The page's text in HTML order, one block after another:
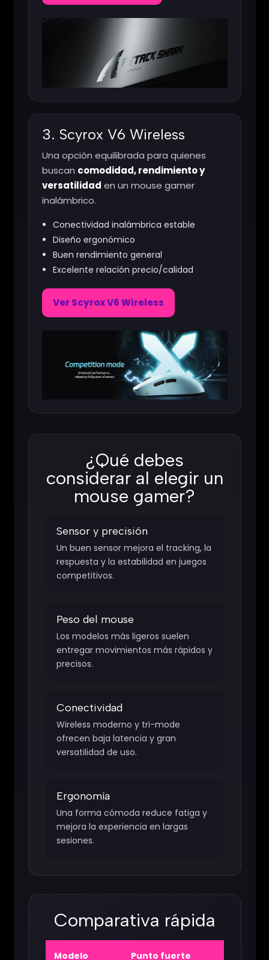
3. Scyrox V6 Wireless
Una opción equilibrada para quienes
buscan comodidad, rendimiento y
versatilidad en un mouse gamer
inalámbrico.
Conectividad inalámbrica estable
Diseño ergonómico
Buen rendimiento general
Excelente relación precio/calidad
Ver Scyrox V6 Wireless
¿Qué debes
considerar al elegir un
mouse gamer?
Sensor y precisión
Un buen sensor mejora el tracking, la
respuesta y la estabilidad en juegos
competitivos.
Peso del mouse
Los modelos más ligeros suelen
entregar movimientos más rápidos y
precisos.
Conectividad
Wireless moderno y tri-mode
ofrecen baja latencia y gran
versatilidad de uso.
Ergonomía
Una forma cómoda reduce fatiga y
mejora la experiencia en largas
sesiones.
Comparativa rápida
Modelo Punto fuerte